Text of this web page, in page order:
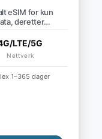
eSIM for kun
deretter
LTE/5G
Nettverk
1–365 dager